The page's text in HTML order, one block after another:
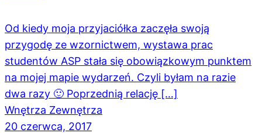
Od kiedy moja przyjaciółka zaczęła swoją
przygodę ze wzornictwem, wystawa prac
studentów ASP stała się obowiązkowym punktem
na mojej mapie wydarzeń. Czyli byłam na razie
dwa razy 🙂 Poprzednią relację […]
Wnętrza Zewnętrza
20 czerwca, 2017